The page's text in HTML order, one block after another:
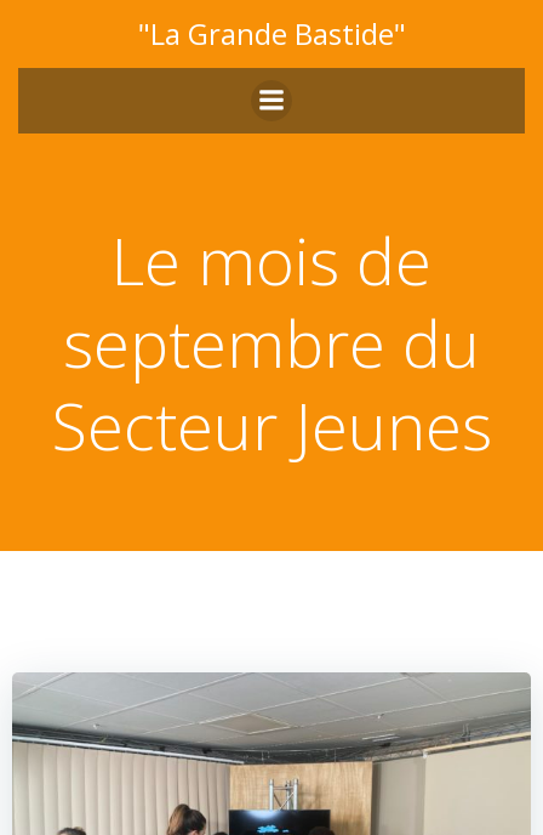
au
contenu
"La Grande Bastide"
Le mois de
septembre du
Secteur Jeunes